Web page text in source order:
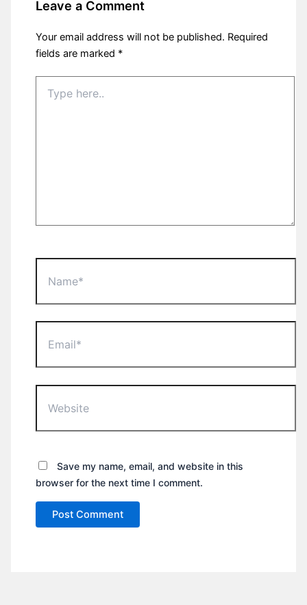
Leave a Comment
Your email address will not be published. Required
fields are marked *
here..
Save my name, email, and website in this
browser for the next time I comment.